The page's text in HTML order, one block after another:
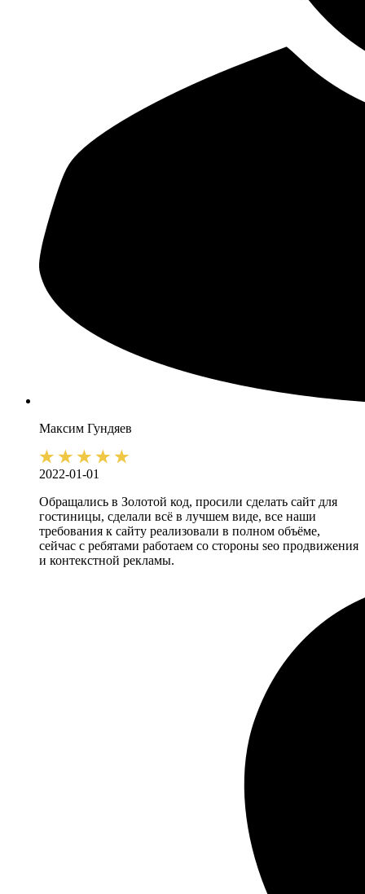
Максим Гундяев
2022-01-01
Обращались в Золотой код, просили сделать сайт для
гостиницы, сделали всё в лучшем виде, все наши
требования к сайту реализовали в полном объёме,
сейчас с ребятами работаем со стороны seo продвижения
и контекстной рекламы.